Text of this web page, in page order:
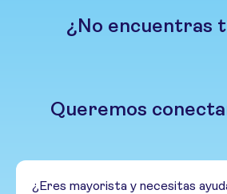
¿No encuentras
Queremos
¿Eres mayorista y necesitas